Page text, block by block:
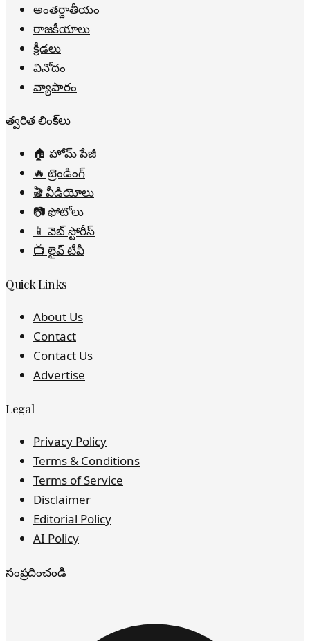
అంతర్జాతీయం
రాజకీయాలు
క్రీడలు
వినోదం
వ్యాపారం
త్వరిత లింక్‌లు
🏠 హోమ్ పేజీ
🔥 ట్రెండింగ్
🎬 వీడియోలు
📷 ఫోటోలు
📱 వెబ్ స్టోరీస్
📺 లైవ్ టీవీ
Quick Links
About Us
Contact
Contact Us
Advertise
Legal
Privacy Policy
Terms & Conditions
Terms of Service
Disclaimer
Editorial Policy
AI Policy
సంప్రదించండి